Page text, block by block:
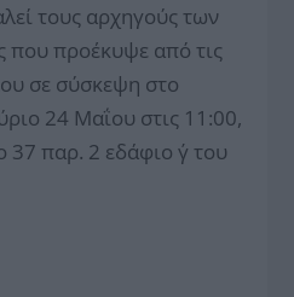
τους αρχηγούς των
που προέκυψε από τις
σε σύσκεψη στο
24 Μαΐου στις 11:00,
παρ. 2 εδάφιο γ΄ του